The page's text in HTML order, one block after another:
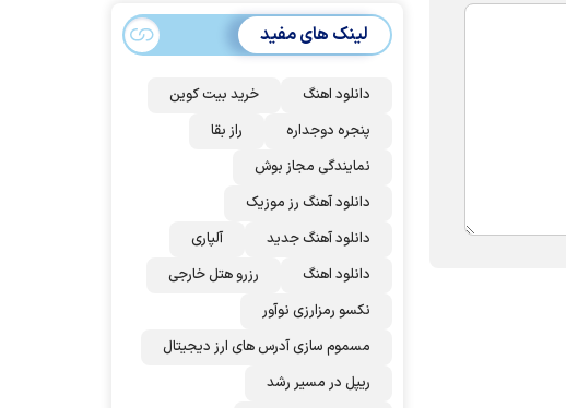
لینک های مفید
دانلود اهنگ
خرید بیت کوین
پنجره دوجداره
راز بقا
نمایندگی مجاز بوش
دانلود آهنگ رز‌ موزیک
دانلود آهنگ جدید
آلپاری
دانلود اهنگ
رزرو هتل خارجی
نکسو رمزارزی نوآور
مسموم سازی آدرس های ارز دیجیتال
ریپل در مسیر رشد